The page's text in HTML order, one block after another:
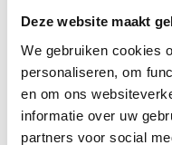
Deze website maakt
We gebruiken cookies
personaliseren, om
en om ons
informatie over uw
partners voor social